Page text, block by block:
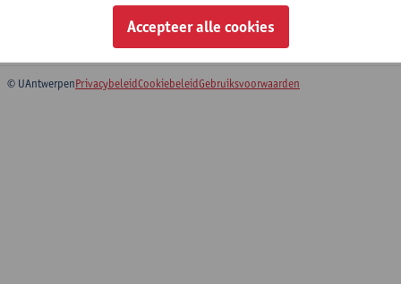
evenals in het spreekwoordelijke Westen.
© UAntwerpenPrivacybeleidCookiebeleidGebruiksvoorwaarden
Accepteer alle cookies